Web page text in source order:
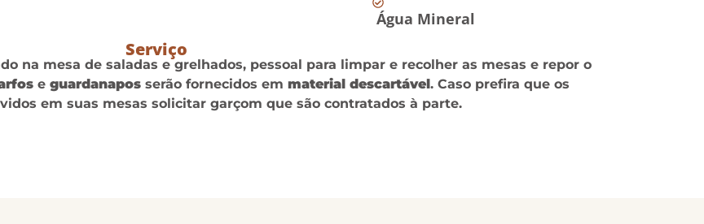
Água Mineral
Serviço
na mesa de saladas e grelhados, pessoal para limpar e recolher as mesas e repor o
e guardanaposserão fornecidos em material descartável. Caso prefira que os
em suas mesas solicitar garçom que são contratados à parte.